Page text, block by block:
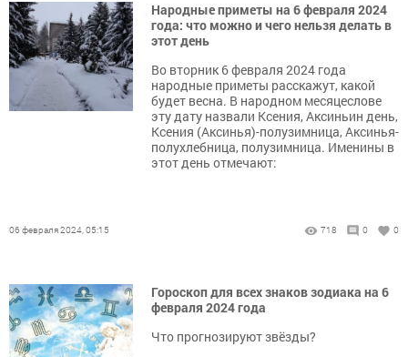
Народные приметы на 6 февраля 2024
года: что можно и чего нельзя делать в
этот день
Во вторник 6 февраля 2024 года
народные приметы расскажут, какой
будет весна. В народном месяцеслове
эту дату назвали Ксения, Аксиньин день,
Ксения (Аксинья)-полузимница, Аксинья-
полухлебница, полузимница. Именины в
этот день отмечают:
06 февраля 2024, 05:15 718 0 0
Гороскоп для всех знаков зодиака на 6
февраля 2024 года
Что прогнозируют звёзды?